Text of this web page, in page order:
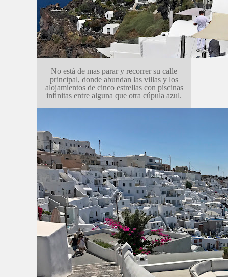
No está de mas parar y recorrer su calle
principal, donde abundan las villas y los
alojamientos de cinco estrellas con piscinas
infinitas entre alguna que otra cúpula azul.